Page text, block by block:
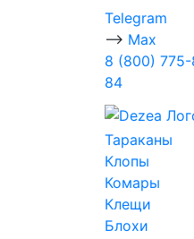
Telegram
--> Max
8 (800)
84
Тараканы
Клопы
Комары
Клещи
Блохи